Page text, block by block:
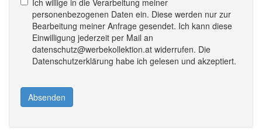
personenbezogenen Daten ein. Diese werden nur zur
Bearbeitung meiner Anfrage gesendet. Ich kann diese
Einwilligung jederzeit per Mail an
datenschutz@werbekollektion.at widerrufen. Die
Datenschutzerklärung habe ich gelesen und akzeptiert.
Absenden